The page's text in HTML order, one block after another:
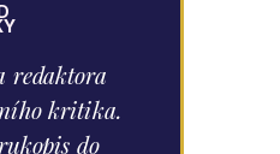
redaktora
kritika.
do